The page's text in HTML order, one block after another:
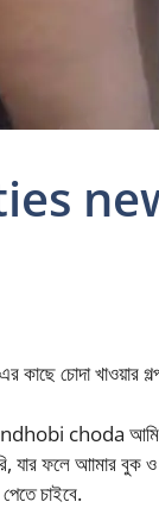
new
চোদা খাওয়ার
আমি
যার ফলে আামার বুক ও
চাইবে.